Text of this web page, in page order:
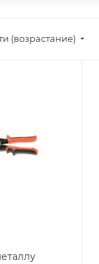
(возрастание)